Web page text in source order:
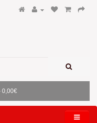
0,00€